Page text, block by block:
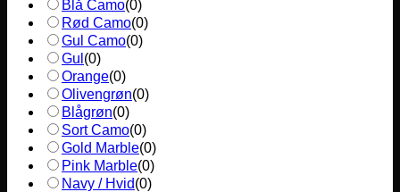
Blå Camo(0)
Rød Camo(0)
Gul Camo(0)
Gul (0)
Orange(0)
Olivengrøn(0)
Blågrøn(0)
Sort Camo(0)
Gold Marble(0)
Pink Marble(0)
Navy / Hvid(0)